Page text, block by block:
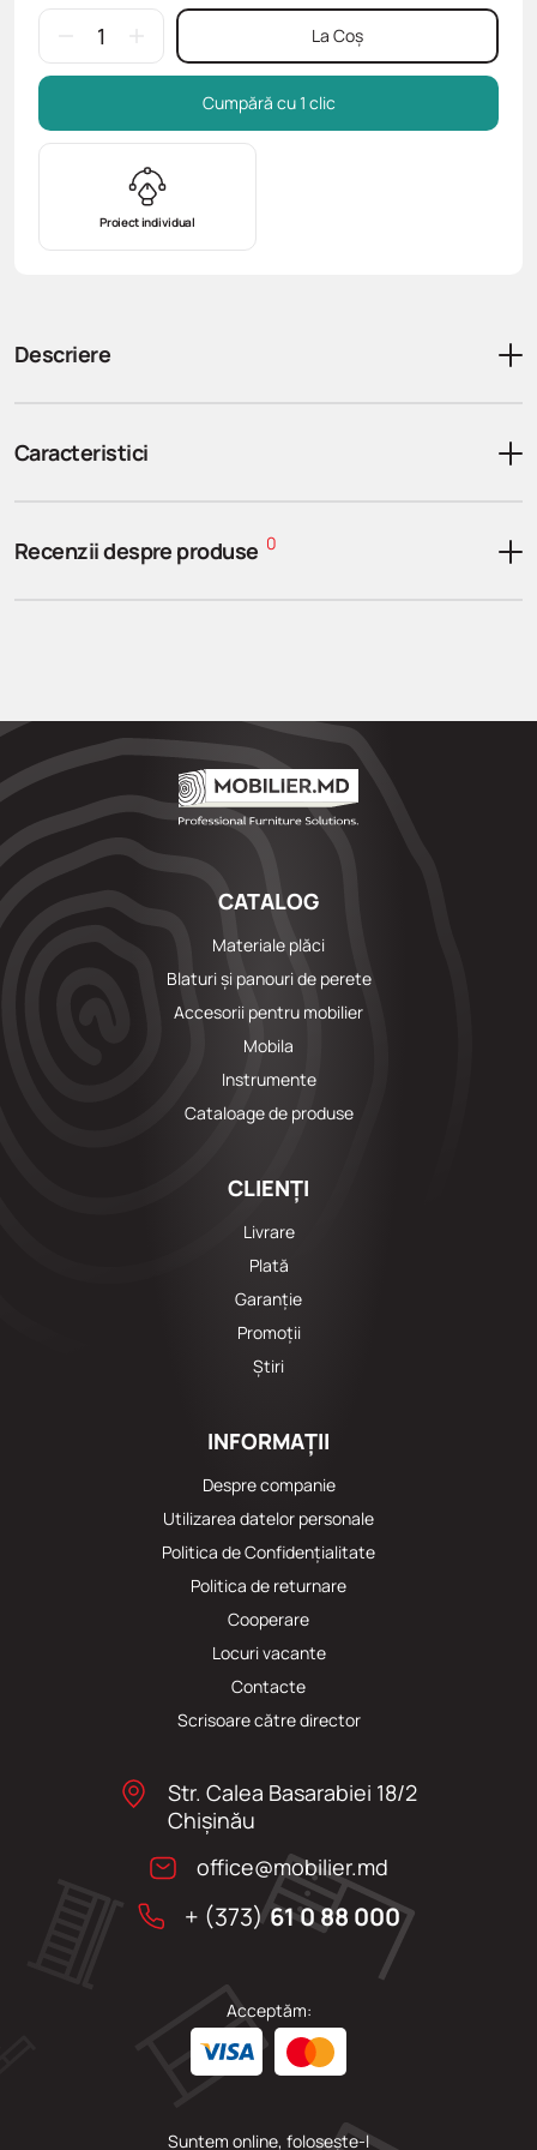
Proiect individual
La Coș
Cumpără cu 1 clic
Descriere
Caracteristici
Recenzii despre produse 0
CATALOG
Materiale plăci
Blaturi și panouri de perete
Accesorii pentru mobilier
Mobila
Instrumente
Cataloage de produse
CLIENȚI
Livrare
Plată
Garanție
Promoții
Știri
INFORMAȚII
Despre companie
Utilizarea datelor personale
Politica de Confidențialitate
Politica de returnare
Cooperare
Locuri vacante
Сontacte
Scrisoare către director
Str. Calea Basarabiei 18/2
Chişinău
office@mobilier.md
+ (373)61 0 88 000
Acceptăm:
Suntem online, folosește-l